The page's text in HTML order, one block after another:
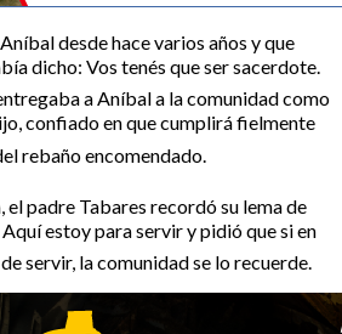
desde hace varios años y que
dicho: Vos tenés que ser sacerdote.
a Aníbal a la comunidad como
confiado en que cumplirá fielmente
rebaño encomendado.
el padre Tabares recordó su lema de
estoy para servir y pidió que si en
servir, la comunidad se lo recuerde.